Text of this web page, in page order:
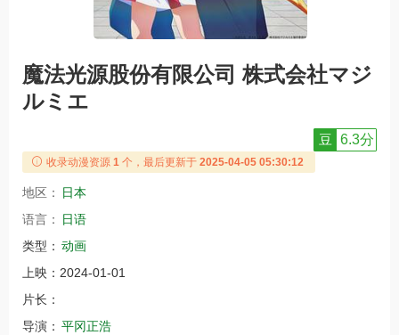
魔法光源股份有限公司 株式会社マジ
ルミエ
豆 6.3分
收录动漫资源 1 个，最后更新于 2025-04-05 05:30:12
地区：
日本
语言：
日语
类型： 动画
上映： 2024-01-01
片长：
导演： 平冈正浩